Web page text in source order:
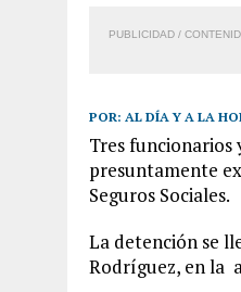
PUBLICIDAD /
POR: AL DÍA Y A LA
Tres funcionarios
presuntamente
Seguros Sociales.
La detención se
Rodríguez, en la